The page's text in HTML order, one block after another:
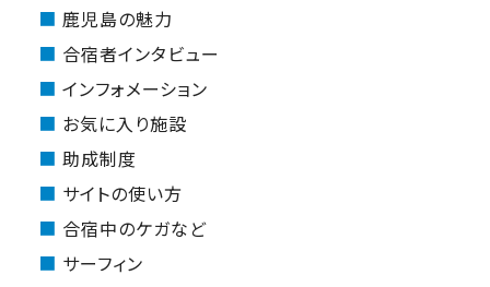
鹿児島の魅力
合宿者インタビュー
インフォメーション
お気に入り施設
助成制度
サイトの使い方
合宿中のケガなど
サーフィン